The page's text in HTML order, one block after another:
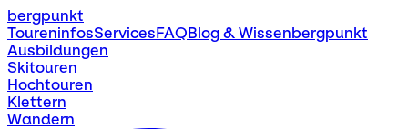
bergpunkt
ToureninfosServicesFAQBlog & Wissenbergpunkt
Ausbildungen
Skitouren
Hochtouren
Klettern
Wandern